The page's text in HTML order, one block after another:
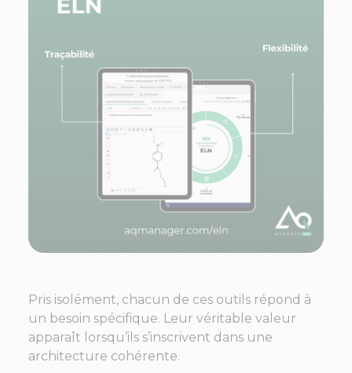
Pris isolément, chacun de ces outils répond à
un besoin spécifique. Leur véritable valeur
apparaît lorsqu’ils s’inscrivent dans une
architecture cohérente.